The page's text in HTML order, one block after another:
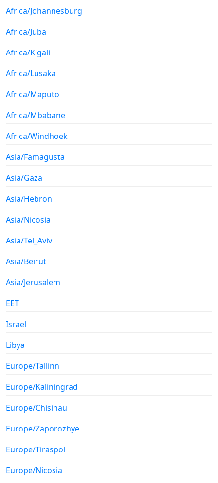
Africa/Johannesburg
Africa/Juba
Africa/Kigali
Africa/Lusaka
Africa/Maputo
Africa/Mbabane
Africa/Windhoek
Asia/Famagusta
Asia/Gaza
Asia/Hebron
Asia/Nicosia
Asia/Tel_Aviv
Asia/Beirut
Asia/Jerusalem
EET
Israel
Libya
Europe/Tallinn
Europe/Kaliningrad
Europe/Chisinau
Europe/Zaporozhye
Europe/Tiraspol
Europe/Nicosia